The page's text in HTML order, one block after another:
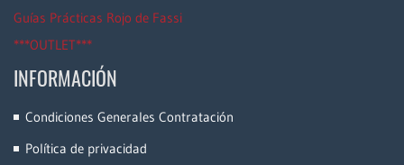
Guías Prácticas Rojo de Fassi
***OUTLET***
INFORMACIÓN
Condiciones Generales Contratación
Política de privacidad